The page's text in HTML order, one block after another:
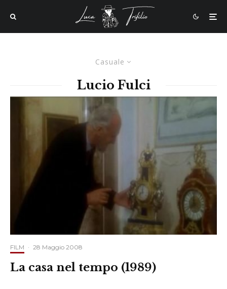
Casuale
Lucio Fulci
FILM · 28 Maggio 2008
La casa nel tempo (1989)